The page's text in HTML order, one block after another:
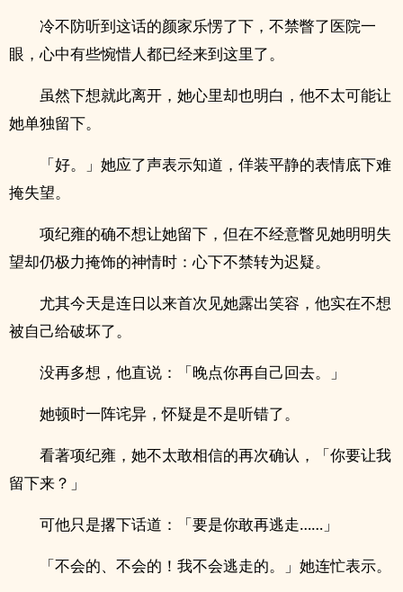
冷不防听到这话的颜家乐愣了下，不禁瞥了医院一
眼，心中有些惋惜人都已经来到这里了。
虽然下想就此离开，她心里却也明白，他不太可能让
她单独留下。
「好。」她应了声表示知道，佯装平静的表情底下难
掩失望。
项纪雍的确不想让她留下，但在不经意瞥见她明明失
望却仍极力掩饰的神情时：心下不禁转为迟疑。
尤其今天是连日以来首次见她露出笑容，他实在不想
被自己给破坏了。
没再多想，他直说：「晚点你再自己回去。」
她顿时一阵诧异，怀疑是不是听错了。
看著项纪雍，她不太敢相信的再次确认，「你要让我
留下来？」
可他只是撂下话道：「要是你敢再逃走……」
「不会的、不会的！我不会逃走的。」她连忙表示。